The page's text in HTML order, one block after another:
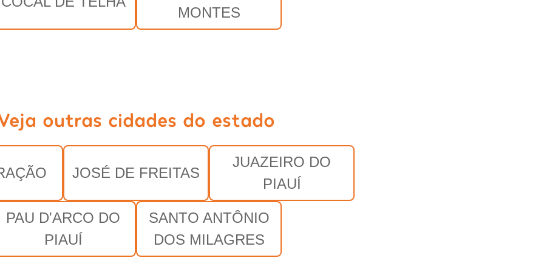
MONTES
outras cidades do estado
JOSÉ DE FREITAS
JUAZEIRO DO
PIAUÍ
PAU D'ARCO DO
PIAUÍ
SANTO ANTÔNIO
DOS MILAGRES